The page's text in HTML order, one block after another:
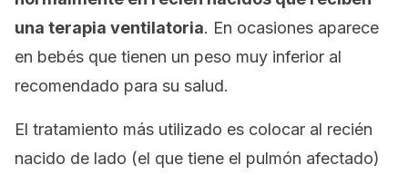
una terapia ventilatoria. En ocasiones aparece
en bebés que tienen un peso muy inferior al
recomendado para su salud.
El tratamiento más utilizado es colocar al recién
nacido de lado (el que tiene el pulmón afectado)